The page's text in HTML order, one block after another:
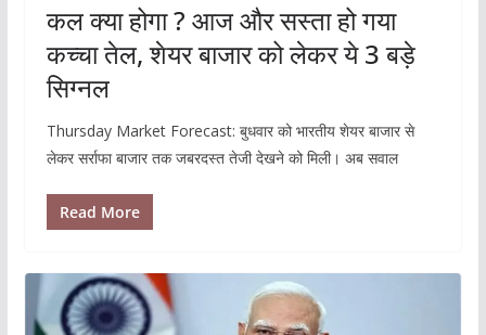
कल क्या होगा ? आज और सस्ता हो गया
कच्चा तेल, शेयर बाजार को लेकर ये 3 बड़े
सिग्नल
Thursday Market Forecast: बुधवार को भारतीय शेयर बाजार से
लेकर सर्राफा बाजार तक जबरदस्त तेजी देखने को मिली। अब सवाल
Read More